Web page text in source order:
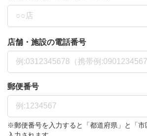
店舗・施設の電話番号
郵便番号
※郵便番号を入力すると「都道府県」と「市